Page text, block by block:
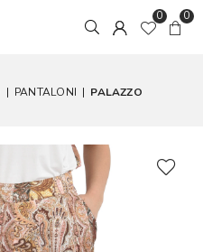
0 0
| PANTALONI | PALAZZO